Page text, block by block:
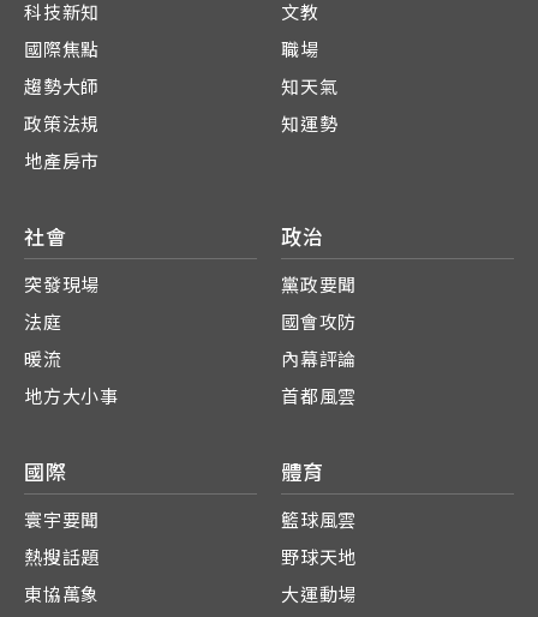
科技新知
國際焦點
趨勢大師
政策法規
地產房市
文教
職場
知天氣
知運勢
社會
突發現場
法庭
暖流
地方大小事
政治
黨政要聞
國會攻防
內幕評論
首都風雲
國際
寰宇要聞
熱搜話題
東協萬象
體育
籃球風雲
野球天地
大運動場